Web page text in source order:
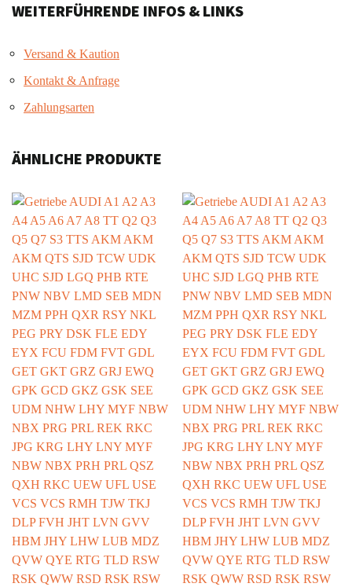
WEITERFÜHRENDE INFOS & LINKS
Versand & Kaution
Kontakt & Anfrage
Zahlungsarten
ÄHNLICHE PRODUKTE